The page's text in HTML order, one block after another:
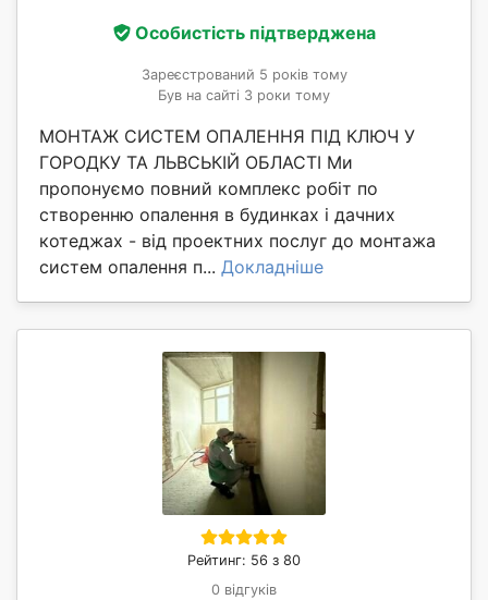
Особистість підтверджена
Зареєстрований 5 років тому
Був на сайті 3 роки тому
МОНТАЖ СИСТЕМ ОПАЛЕННЯ ПІД КЛЮЧ У
ГОРОДКУ ТА ЛЬВСЬКІЙ ОБЛАСТІ Ми
пропонуємо повний комплекс робіт по
створенню опалення в будинках і дачних
котеджах - від проектних послуг до монтажа
систем опалення п... Докладніше
Рейтинг: 56 з 80
0 відгуків